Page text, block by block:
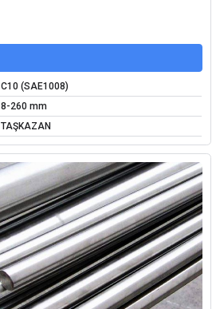
C10 (SAE1008)
8-260 mm
TAŞKAZAN